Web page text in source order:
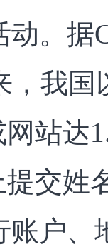
。据
，我
站达
交姓
账户